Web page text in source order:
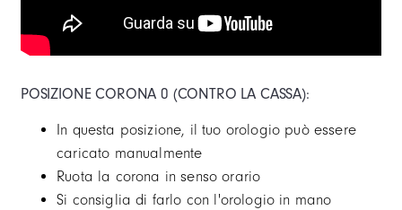
POSIZIONE CORONA 0 (CONTRO LA CASSA):
In questa posizione, il tuo orologio può essere
caricato manualmente
Ruota la corona in senso orario
Si consiglia di farlo con l'orologio in mano